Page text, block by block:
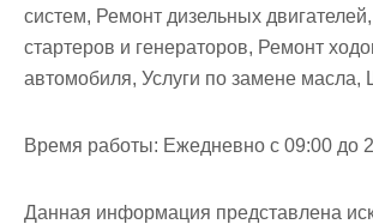
систем, Ремонт дизельных
стартеров и генераторов, Ремонт
автомобиля, Услуги по замене
Время работы: Ежедневно с 09:00 до
Данная информация представлена